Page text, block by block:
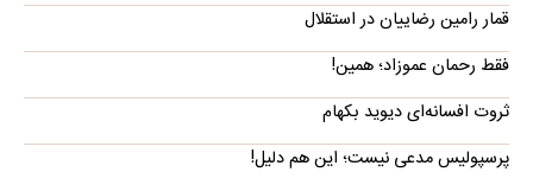
قمار رامین رضاییان در استقلال
فقط رحمان عموزاد؛ همین!
ثروت افسانه‌‌ای دیوید بکهام
پرسپولیس مدعی نیست؛ این هم دلیل!